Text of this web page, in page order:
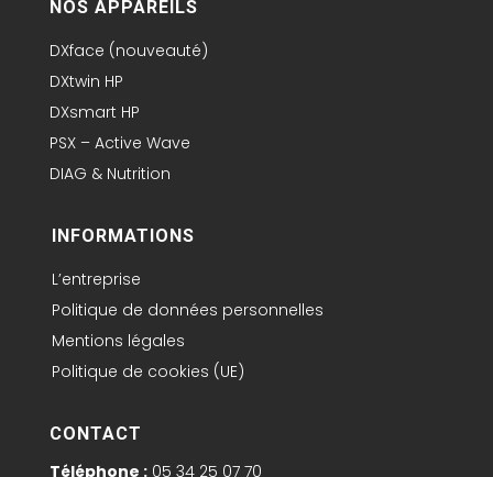
NOS APPAREILS
DXface (nouveauté)
DXtwin HP
DXsmart HP
PSX – Active Wave
DIAG & Nutrition
INFORMATIONS
L’entreprise
Politique de données personnelles
Mentions légales
Politique de cookies (UE)
CONTACT
Téléphone :05 34 25 07 70